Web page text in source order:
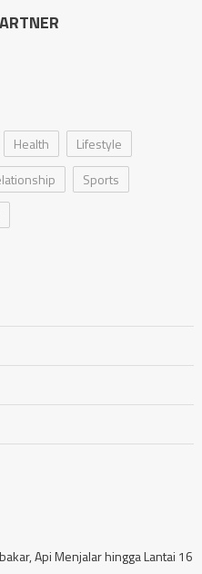
Health
Lifestyle
Sports
Api Menjalar hingga Lantai 16